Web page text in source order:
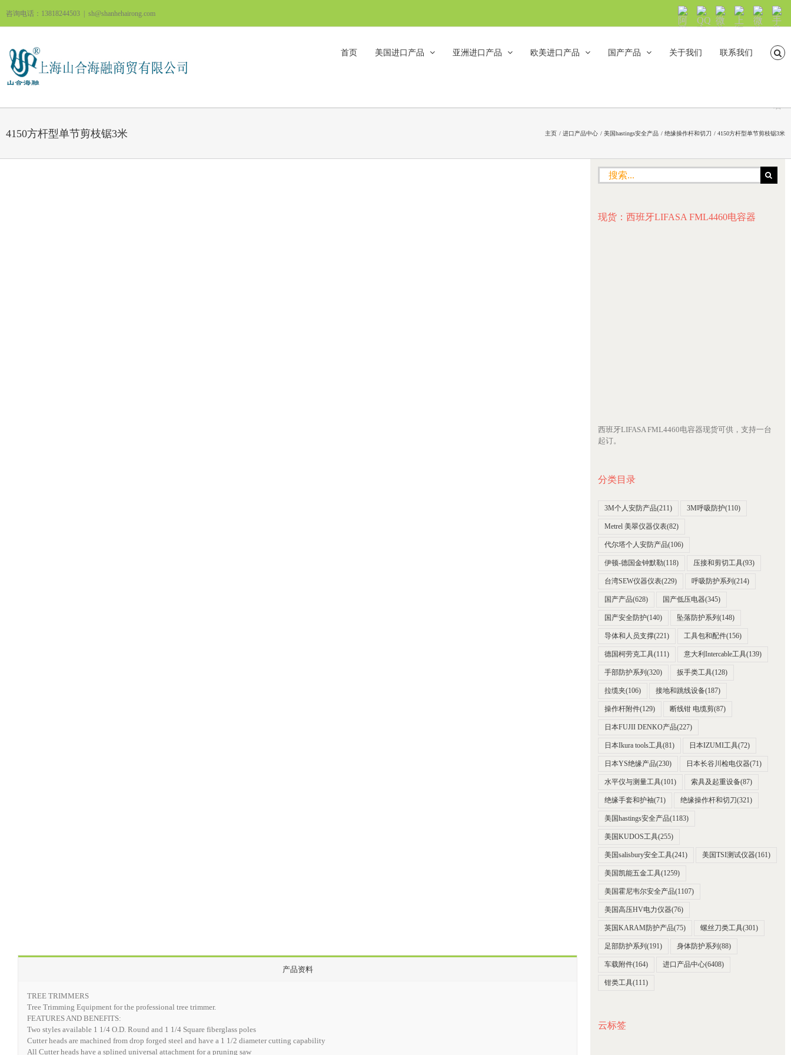
过
内
咨询电话：13818244503 | sh@shanhehairong.com
阿
里
沟
QQ
交
微
信
号：
shanhehairong
上
海
海
微
信
手
机
览
直
接
首页 美国进口产品 亚洲进口产品 欧美进口产品 国产产品 关于我们 联系我们
4150方杆型单节剪枝锯3米 主页 进口产品中心 美国hastings安全产品 绝缘操作杆和切刀 4150方杆型单节剪枝锯3米
产品资料
TREE TRIMMERS
Tree Trimming Equipment for the professional tree trimmer.
FEATURES AND BENEFITS:
Two styles available 1 1/4 O.D. Round and 1 1/4 Square fiberglass poles
Cutter heads are machined from drop forged steel and have a 1 1/2 diameter cutting capability
All Cutter heads have a splined universal attachment for a pruning saw
索：
现货：西班牙LIFASA FML4460电容器
西班牙LIFASA FML4460电容器现货可供，支持一台
起订。
分类目录
3M个人安防产品(211) 3M呼吸防护(110)
Metrel 美翠仪器仪表(82)
代尔塔个人安防产品(106)
伊顿-德国金钟默勒(118) 压接和剪切工具(93)
台湾SEW仪器仪表(229) 呼吸防护系列(214)
国产产品(628) 国产低压电器(345)
国产安全防护(140) 坠落防护系列(148)
导体和人员支撑(221) 工具包和配件(156)
德国柯劳克工具(111) 意大利Intercable工具(139)
手部防护系列(320) 扳手类工具(128)
拉缆夹(106) 接地和跳线设备(187)
操作杆附件(129) 断线钳 电缆剪(87)
日本FUJII DENKO产品(227)
日本Ikura tools工具(81) 日本IZUMI工具(72)
日本YS绝缘产品(230) 日本长谷川检电仪器(71)
水平仪与测量工具(101) 索具及起重设备(87)
绝缘手套和护袖(71) 绝缘操作杆和切刀(321)
美国hastings安全产品(1183)
美国KUDOS工具(255)
美国salisbury安全工具(241) 美国TSI测试仪器(161)
美国凯能五金工具(1259)
美国霍尼韦尔安全产品(1107)
美国高压HV电力仪器(76)
英国KARAM防护产品(75) 螺丝刀类工具(301)
足部防护系列(191) 身体防护系列(88)
车载附件(164) 进口产品中心(6408)
钳类工具(111)
云标签